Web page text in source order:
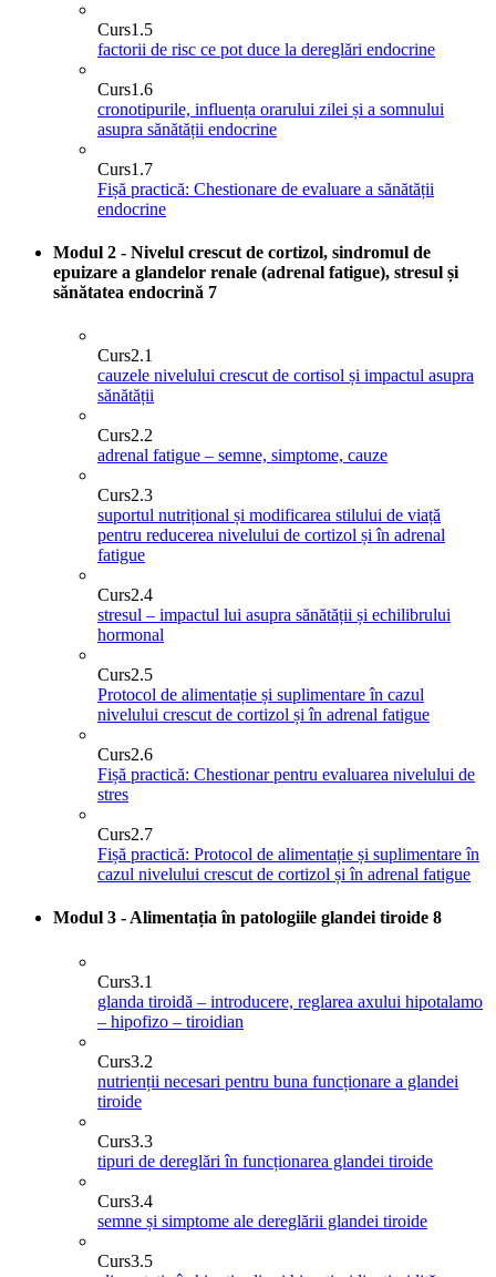
Curs1.5
factorii de risc ce pot duce la dereglări endocrine
Curs1.6
cronotipurile, influența orarului zilei și a somnului
asupra sănătății endocrine
Curs1.7
Fișă practică: Chestionare de evaluare a sănătății
endocrine
Modul 2 - Nivelul crescut de cortizol, sindromul de
epuizare a glandelor renale (adrenal fatigue), stresul și
sănătatea endocrină 7
Curs2.1
cauzele nivelului crescut de cortisol și impactul asupra
sănătății
Curs2.2
adrenal fatigue – semne, simptome, cauze
Curs2.3
suportul nutrițional și modificarea stilului de viață
pentru reducerea nivelului de cortizol și în adrenal
fatigue
Curs2.4
stresul – impactul lui asupra sănătății și echilibrului
hormonal
Curs2.5
Protocol de alimentație și suplimentare în cazul
nivelului crescut de cortizol și în adrenal fatigue
Curs2.6
Fișă practică: Chestionar pentru evaluarea nivelului de
stres
Curs2.7
Fișă practică: Protocol de alimentație și suplimentare în
cazul nivelului crescut de cortizol și în adrenal fatigue
Modul 3 - Alimentația în patologiile glandei tiroide 8
Curs3.1
glanda tiroidă – introducere, reglarea axului hipotalamo
– hipofizo – tiroidian
Curs3.2
nutrienții necesari pentru buna funcționare a glandei
tiroide
Curs3.3
tipuri de dereglări în funcționarea glandei tiroide
Curs3.4
semne și simptome ale dereglării glandei tiroide
Curs3.5